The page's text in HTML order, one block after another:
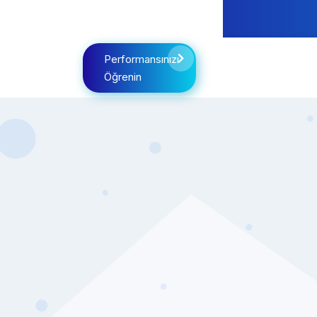
Performansınızı
Öğrenin